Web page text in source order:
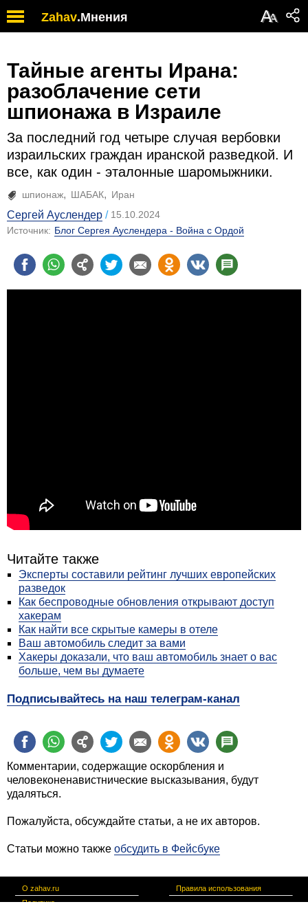
Zahav.Мнения АА
Тайные агенты Ирана:
разоблачение сети
шпионажа в Израиле
За последний год четыре случая вербовки
израильских граждан иранской разведкой. И
все, как один - эталонные шаромыжники.
шпионаж ШАБАК Иран
Сергей Ауслендер
15.10.2024
Источник: Блог Сергея Ауслендера - Война с Ордой
Читайте также
Эксперты составили рейтинг лучших европейских
разведок
Как беспроводные обновления открывают доступ
хакерам
Как найти все скрытые камеры в отеле
Ваш автомобиль следит за вами
Хакеры доказали, что ваш автомобиль знает о вас
больше, чем вы думаете
Подписывайтесь на наш телеграм-канал
Комментарии, содержащие оскорбления и
человеконенавистнические высказывания, будут
удаляться.
Пожалуйста, обсуждайте статьи, а не их авторов.
Статьи можно также обсудить в Фейсбуке
О zahav.ru
Правила использования
Политика